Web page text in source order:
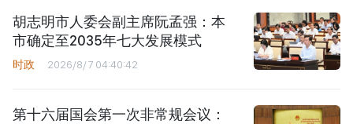
胡志明市人委会副主席阮孟强：本
市确定至2035年七大发展模式
时政 2026/8/7 04:40:42
第十六届国会第一次非常规会议：